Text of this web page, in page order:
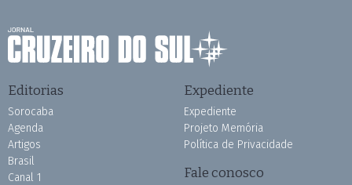
Editorias
Sorocaba
Agenda
Artigos
Brasil
Canal 1
Expediente
Expediente
Projeto Memória
Política de Privacidade
Fale conosco